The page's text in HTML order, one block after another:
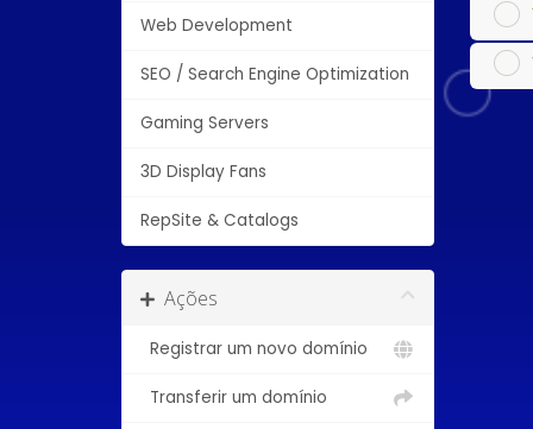
Web Development
SEO / Search Engine Optimization
Gaming Servers
3D Display Fans
RepSite & Catalogs
Ações
Registrar um novo domínio
Transferir um domínio